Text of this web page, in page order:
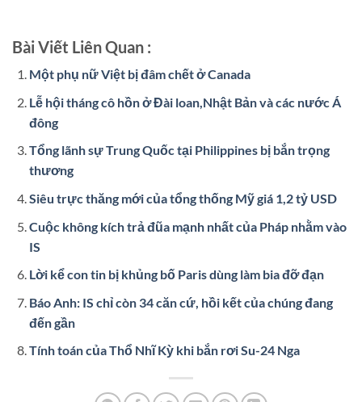
Bài Viết Liên Quan :
Một phụ nữ Việt bị đâm chết ở Canada
Lễ hội tháng cô hồn ở Đài loan,Nhật Bản và các nước Á
đông
Tổng lãnh sự Trung Quốc tại Philippines bị bắn trọng
thương
Siêu trực thăng mới của tổng thống Mỹ giá 1,2 tỷ USD
Cuộc không kích trả đũa mạnh nhất của Pháp nhằm vào
IS
Lời kể con tin bị khủng bố Paris dùng làm bia đỡ đạn
Báo Anh: IS chỉ còn 34 căn cứ, hồi kết của chúng đang
đến gần
Tính toán của Thổ Nhĩ Kỳ khi bắn rơi Su-24 Nga